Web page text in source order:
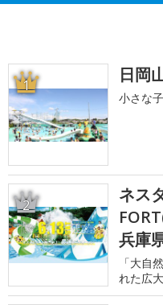
1 日岡
小さな
2
ネス
兵庫
「大自
れた広